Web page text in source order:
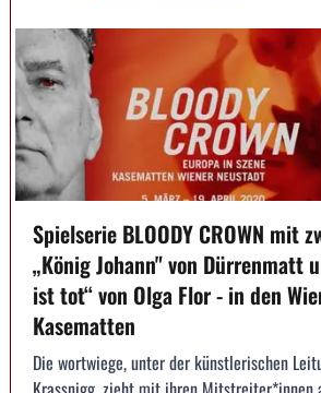
Spielserie BLOODY CROWN mit
„König Johann" von Dürrenmatt
ist tot“ von Olga Flor - in den
Kasematten
Die wortwiege, unter der künstlerischen